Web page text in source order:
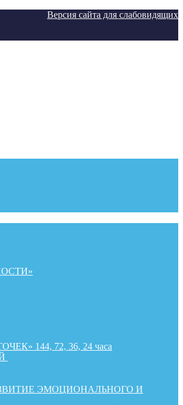
Версия сайта для слабовидящих
144, 72, 36, 24 часа
ЭМОЦИОНАЛЬНОГО И